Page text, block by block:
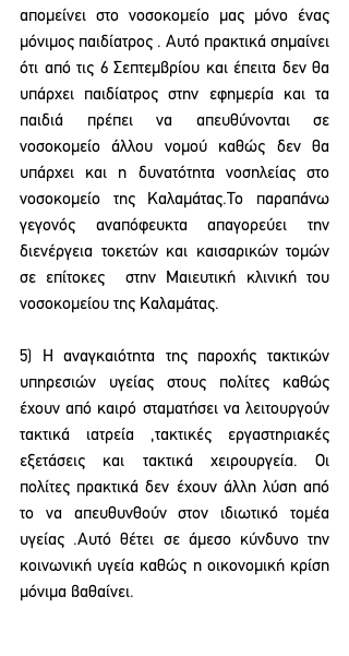
απομείνει στο νοσοκομείο μας μόνο ένας
μόνιμος παιδίατρος . Αυτό πρακτικά σημαίνει
ότι από τις 6 Σεπτεμβρίου και έπειτα δεν θα
υπάρχει παιδίατρος στην εφημερία και τα
παιδιά πρέπει να απευθύνονται σε
νοσοκομείο άλλου νομού καθώς δεν θα
υπάρχει και η δυνατότητα νοσηλείας στο
νοσοκομείο της Καλαμάτας.Το παραπάνω
γεγονός αναπόφευκτα απαγορεύει την
διενέργεια τοκετών και καισαρικών τομών
σε επίτοκες  στην Μαιευτική κλινική του
νοσοκομείου της Καλαμάτας.
5) Η αναγκαιότητα της παροχής τακτικών
υπηρεσιών υγείας στους πολίτες καθώς
έχουν από καιρό σταματήσει να λειτουργούν
τακτικά ιατρεία ,τακτικές εργαστηριακές
εξετάσεις και τακτικά χειρουργεία. Οι
πολίτες πρακτικά δεν έχουν άλλη λύση από
το να απευθυνθούν στον ιδιωτικό τομέα
υγείας .Αυτό θέτει σε άμεσο κύνδυνο την
κοινωνική υγεία καθώς η οικονομική κρίση
μόνιμα βαθαίνει.